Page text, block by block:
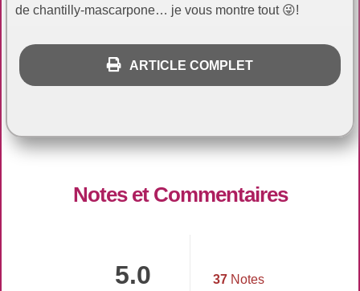
de chantilly-mascarpone… je vous montre tout 😜!
ARTICLE COMPLET
Notes et Commentaires
5.0 37 Notes